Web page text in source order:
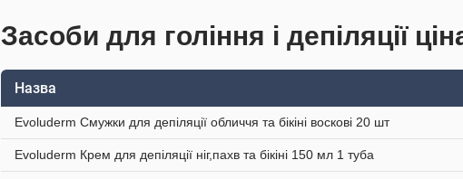
Засоби для гоління і депіляції
Назва
Evoluderm Смужки для депіляції обличчя та бікіні воскові 20 шт
Evoluderm Крем для депіляції ніг,пахв та бікіні 150 мл 1 туба